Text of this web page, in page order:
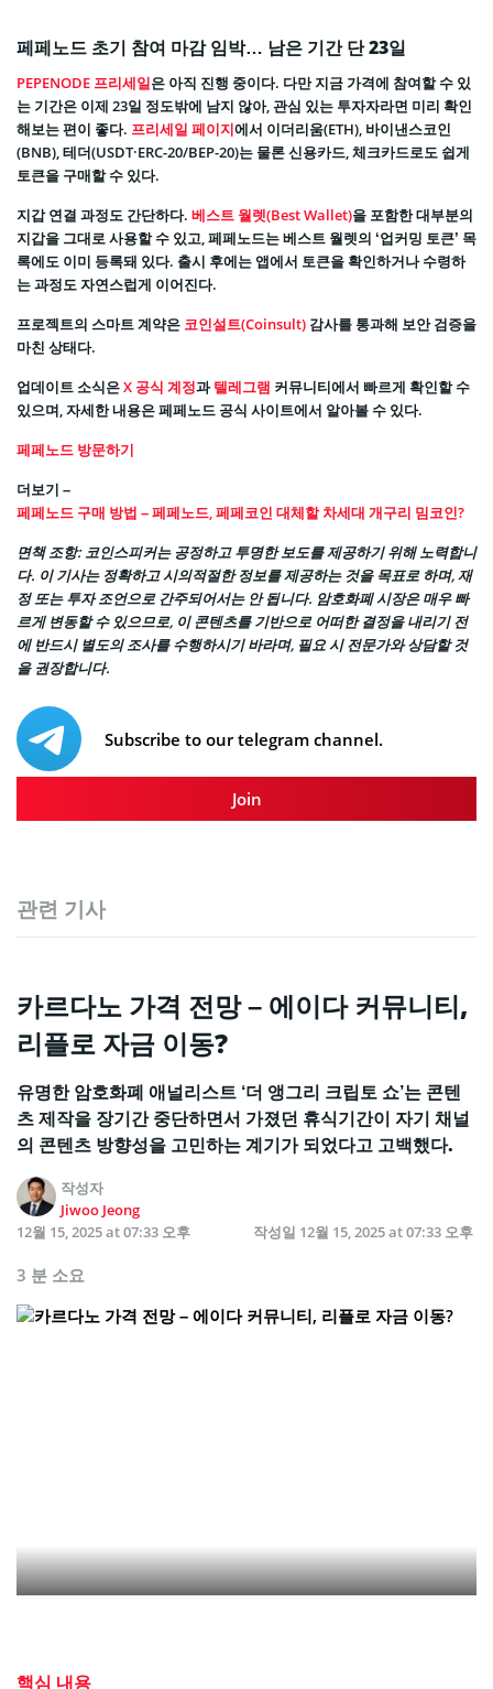
페페노드 초기 참여 마감 임박… 남은 기간 단 23일
PEPENODE 프리세일은 아직 진행 중이다. 다만 지금 가격에 참여할 수 있
는 기간은 이제 23일 정도밖에 남지 않아, 관심 있는 투자자라면 미리 확인
해보는 편이 좋다. 프리세일 페이지에서 이더리움(ETH), 바이낸스코인
(BNB), 테더(USDT·ERC-20/BEP-20)는 물론 신용카드, 체크카드로도 쉽게
토큰을 구매할 수 있다.
지갑 연결 과정도 간단하다. 베스트 월렛(Best Wallet)을 포함한 대부분의
지갑을 그대로 사용할 수 있고, 페페노드는 베스트 월렛의 ‘업커밍 토큰’ 목
록에도 이미 등록돼 있다. 출시 후에는 앱에서 토큰을 확인하거나 수령하
는 과정도 자연스럽게 이어진다.
프로젝트의 스마트 계약은 코인설트(Coinsult) 감사를 통과해 보안 검증을
마친 상태다.
업데이트 소식은X 공식 계정과텔레그램 커뮤니티에서 빠르게 확인할 수
있으며, 자세한 내용은 페페노드 공식 사이트에서 알아볼 수 있다.
페페노드 방문하기
더보기 –
페페노드 구매 방법 – 페페노드, 페페코인 대체할 차세대 개구리 밈코인?
면책 조항: 코인스피커는 공정하고 투명한 보도를 제공하기 위해 노력합니
다. 이 기사는 정확하고 시의적절한 정보를 제공하는 것을 목표로 하며, 재
정 또는 투자 조언으로 간주되어서는 안 됩니다. 암호화폐 시장은 매우 빠
르게 변동할 수 있으므로, 이 콘텐츠를 기반으로 어떠한 결정을 내리기 전
에 반드시 별도의 조사를 수행하시기 바라며, 필요 시 전문가와 상담할 것
을 권장합니다.
Subscribe to our telegram channel.
Join
관련 기사
카르다노 가격 전망 – 에이다 커뮤니티,
리플로 자금 이동?
유명한 암호화폐 애널리스트 ‘더 앵그리 크립토 쇼’는 콘텐
츠 제작을 장기간 중단하면서 가졌던 휴식기간이 자기 채널
의 콘텐츠 방향성을 고민하는 계기가 되었다고 고백했다.
작성자
Jiwoo Jeong
12월 15, 2025 at 07:33 오후
작성일 12월 15, 2025 at 07:33 오후
3 분 소요
핵심 내용